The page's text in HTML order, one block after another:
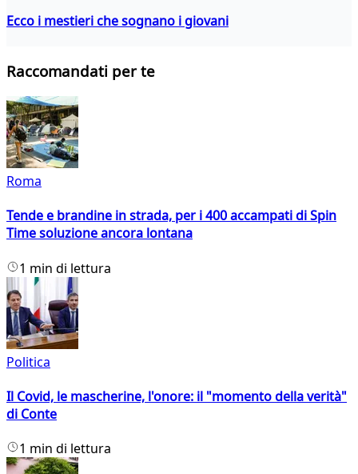
Ecco i mestieri che sognano i giovani
Raccomandati per te
Roma
Tende e brandine in strada, per i 400 accampati di Spin
Time soluzione ancora lontana
1 min di lettura
Politica
Il Covid, le mascherine, l'onore: il "momento della verità"
di Conte
1 min di lettura